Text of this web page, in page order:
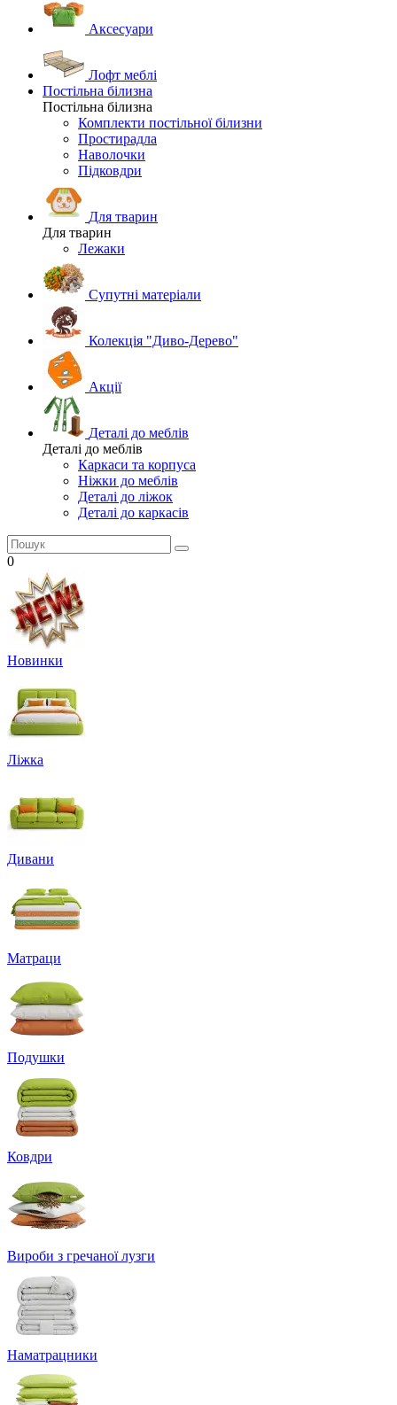
Аксесуари
Лофт меблі
Постільна білизна
Постільна білизна
Комплекти постільної білизни
Простирадла
Наволочки
Підковдри
Для тварин
Для тварин
Лежаки
Супутні матеріали
Колекція "Диво-Дерево"
Акції
Деталі до меблів
Деталі до меблів
Каркаси та корпуса
Ніжки до меблів
Деталі до ліжок
Деталі до каркасів
0
Новинки
Ліжка
Дивани
Матраци
Подушки
Ковдри
Вироби з гречаної лузги
Наматрацники